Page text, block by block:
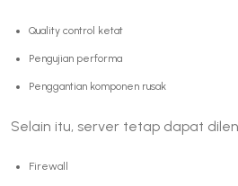
Quality control ketat
Pengujian performa
Penggantian komponen rusak
Selain itu, server tetap dapat
Firewall